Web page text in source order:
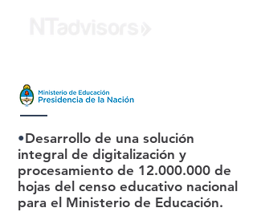
•Desarrollo de una solución
integral de digitalización y
procesamiento de 12.000.000 de
hojas del censo educativo nacional
para el Ministerio de Educación.